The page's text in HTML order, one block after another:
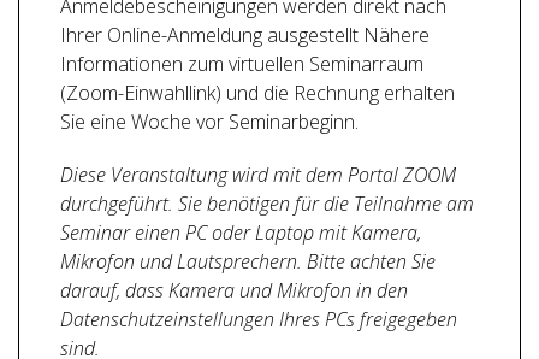
Anmeldebescheinigungen werden direkt nach
Ihrer Online-Anmeldung ausgestellt Nähere
Informationen zum virtuellen Seminarraum
(Zoom-Einwahllink) und die Rechnung erhalten
Sie eine Woche vor Seminarbeginn.
Diese Veranstaltung wird mit dem Portal ZOOM
durchgeführt. Sie benötigen für die Teilnahme am
Seminar einen PC oder Laptop mit Kamera,
Mikrofon und Lautsprechern. Bitte achten Sie
darauf, dass Kamera und Mikrofon in den
Datenschutzeinstellungen Ihres PCs freigegeben
sind.